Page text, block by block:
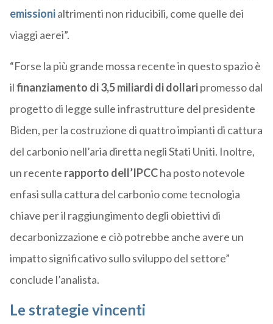
emissionialtrimenti non riducibili, come quelle dei
viaggi aerei”.
“Forse la più grande mossa recente in questo spazio è
ilfinanziamento di 3,5 miliardi di dollaripromesso dal
progetto di legge sulle infrastrutture del presidente
Biden, per la costruzione di quattro impianti di cattura
del carbonio nell’aria diretta negli Stati Uniti. Inoltre,
un recente rapporto dell’IPCCha posto notevole
enfasi sulla cattura del carbonio come tecnologia
chiave per il raggiungimento degli obiettivi di
decarbonizzazione e ciò potrebbe anche avere un
impatto significativo sullo sviluppo del settore”
conclude l’analista.
Le strategie vincenti